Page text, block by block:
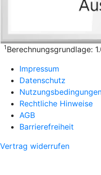
1 Berechnungsgrundlage:
Impressum
Datenschutz
Rechtliche Hinweise
AGB
Barrierefreiheit
Vertrag widerrufen